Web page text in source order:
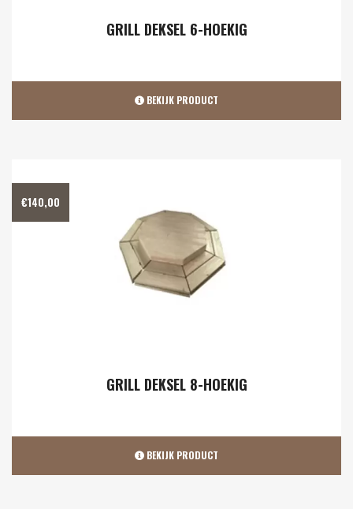
GRILL DEKSEL 6-HOEKIG
BEKIJK PRODUCT
€140,00
GRILL DEKSEL 8-HOEKIG
BEKIJK PRODUCT